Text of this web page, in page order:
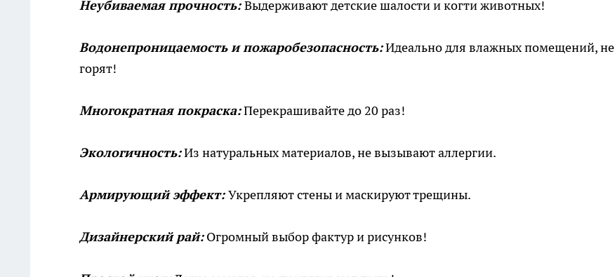
Неубиваемая прочность:Выдерживают детские шалости и когти животных!
Водонепроницаемость и пожаробезопасность:Идеально для влажных помещений, не
горят!
Многократная покраска:Перекрашивайте до 20 раз!
Экологичность:Из натуральных материалов, не вызывают аллергии.
Армирующий эффект:Укрепляют стены и маскируют трещины.
Дизайнерский рай:Огромный выбор фактур и рисунков!